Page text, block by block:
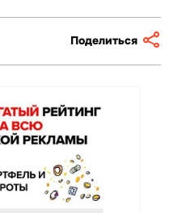
Поделиться